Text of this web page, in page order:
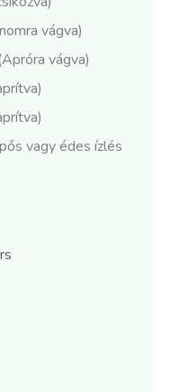
vágva)
vágva)
vagy édes ízlés